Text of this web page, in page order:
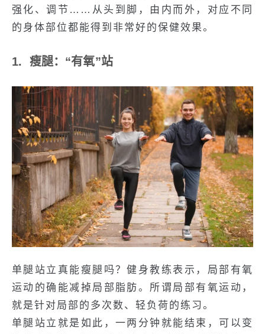
强化、调节……从头到脚，由内而外，对应不同
的身体部位都能得到非常好的保健效果。
1. 瘦腿：“有氧”站
单腿站立真能瘦腿吗？健身教练表示，局部有氧
运动的确能减掉局部脂肪。所谓局部有氧运动，
就是针对局部的多次数、轻负荷的练习。
单腿站立就是如此，一两分钟就能结束，可以变